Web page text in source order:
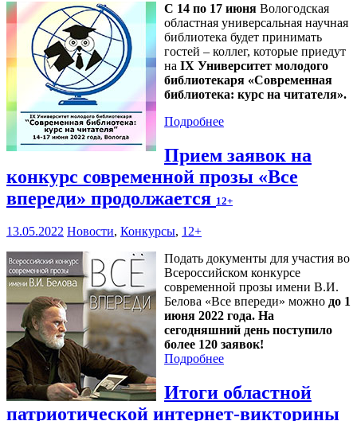
С 14 по 17 июня Вологодская
областная универсальная научная
библиотека будет принимать
гостей – коллег, которые приедут
на IX Университет молодого
библиотекаря «Современная
библиотека: курс на читателя».
Подробнее
Прием заявок на
конкурс современной прозы «Все
впереди» продолжается 12+
13.05.2022 Новости, Конкурсы, 12+
Подать документы для участия во
Всероссийском конкурсе
современной прозы имени В.И.
Белова «Все впереди» можно до 1
июня 2022 года. На
сегодняшний день поступило
более 120 заявок!
Подробнее
Итоги областной
патриотической интернет-викторины